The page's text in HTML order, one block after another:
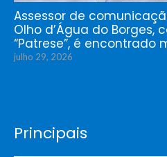
Assessor de
Olho d’Água do Borges,
“Patrese”, é encontrado
julho 29, 2026
Principais